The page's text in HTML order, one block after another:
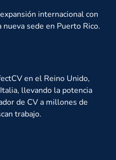
internacional con
nueva sede en Puerto Rico.
en el Reino Unido,
llevando la potencia
de CV a millones de
trabajo.